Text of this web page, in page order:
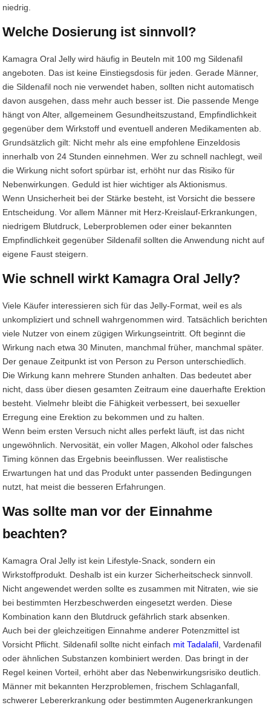
niedrig.
Welche Dosierung ist sinnvoll?
Kamagra Oral Jelly wird häufig in Beuteln mit 100 mg Sildenafil
angeboten. Das ist keine Einstiegsdosis für jeden. Gerade Männer,
die Sildenafil noch nie verwendet haben, sollten nicht automatisch
davon ausgehen, dass mehr auch besser ist. Die passende Menge
hängt von Alter, allgemeinem Gesundheitszustand, Empfindlichkeit
gegenüber dem Wirkstoff und eventuell anderen Medikamenten ab.
Grundsätzlich gilt: Nicht mehr als eine empfohlene Einzeldosis
innerhalb von 24 Stunden einnehmen. Wer zu schnell nachlegt, weil
die Wirkung nicht sofort spürbar ist, erhöht nur das Risiko für
Nebenwirkungen. Geduld ist hier wichtiger als Aktionismus.
Wenn Unsicherheit bei der Stärke besteht, ist Vorsicht die bessere
Entscheidung. Vor allem Männer mit Herz-Kreislauf-Erkrankungen,
niedrigem Blutdruck, Leberproblemen oder einer bekannten
Empfindlichkeit gegenüber Sildenafil sollten die Anwendung nicht auf
eigene Faust steigern.
Wie schnell wirkt Kamagra Oral Jelly?
Viele Käufer interessieren sich für das Jelly-Format, weil es als
unkompliziert und schnell wahrgenommen wird. Tatsächlich berichten
viele Nutzer von einem zügigen Wirkungseintritt. Oft beginnt die
Wirkung nach etwa 30 Minuten, manchmal früher, manchmal später.
Der genaue Zeitpunkt ist von Person zu Person unterschiedlich.
Die Wirkung kann mehrere Stunden anhalten. Das bedeutet aber
nicht, dass über diesen gesamten Zeitraum eine dauerhafte Erektion
besteht. Vielmehr bleibt die Fähigkeit verbessert, bei sexueller
Erregung eine Erektion zu bekommen und zu halten.
Wenn beim ersten Versuch nicht alles perfekt läuft, ist das nicht
ungewöhnlich. Nervosität, ein voller Magen, Alkohol oder falsches
Timing können das Ergebnis beeinflussen. Wer realistische
Erwartungen hat und das Produkt unter passenden Bedingungen
nutzt, hat meist die besseren Erfahrungen.
Was sollte man vor der Einnahme
beachten?
Kamagra Oral Jelly ist kein Lifestyle-Snack, sondern ein
Wirkstoffprodukt. Deshalb ist ein kurzer Sicherheitscheck sinnvoll.
Nicht angewendet werden sollte es zusammen mit Nitraten, wie sie
bei bestimmten Herzbeschwerden eingesetzt werden. Diese
Kombination kann den Blutdruck gefährlich stark absenken.
Auch bei der gleichzeitigen Einnahme anderer Potenzmittel ist
Vorsicht Pflicht. Sildenafil sollte nicht einfach mit Tadalafil , Vardenafil
oder ähnlichen Substanzen kombiniert werden. Das bringt in der
Regel keinen Vorteil, erhöht aber das Nebenwirkungsrisiko deutlich.
Männer mit bekannten Herzproblemen, frischem Schlaganfall,
schwerer Lebererkrankung oder bestimmten Augenerkrankungen